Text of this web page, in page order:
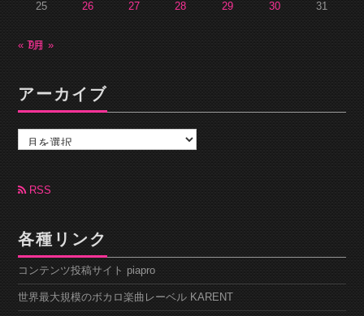
25 26 27 28 29 30 31
« 7月9月 »
アーカイブ
カ
ブ RSS
各種リンク
コンテンツ投稿サイト piapro
世界最大規模のボカロ楽曲レーベル KARENT